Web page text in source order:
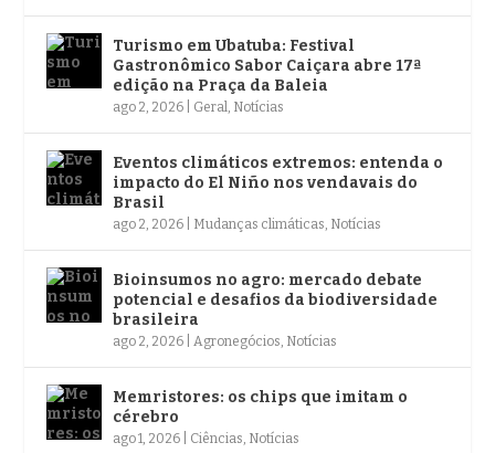
Turismo em Ubatuba: Festival
Gastronômico Sabor Caiçara abre 17ª
edição na Praça da Baleia
ago 2, 2026 Geral, Notícias
Eventos climáticos extremos: entenda o
impacto do El Niño nos vendavais do
Brasil
ago 2, 2026 Mudanças climáticas, Notícias
Bioinsumos no agro: mercado debate
potencial e desafios da biodiversidade
brasileira
ago 2, 2026 |Agronegócios, Notícias
Memristores: os chips que imitam o
cérebro
ago 1, 2026 Ciências, Notícias